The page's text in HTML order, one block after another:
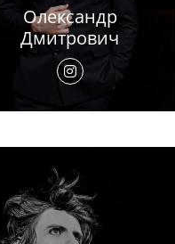
Олександр
Дмитрович